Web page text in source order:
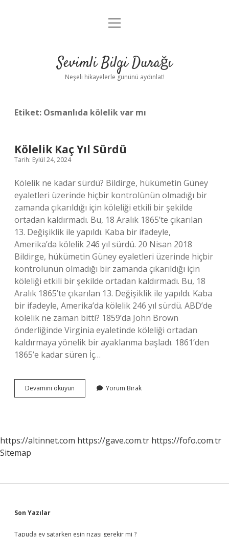
Anasayfa
Yasal Uyarı
menüyü
Sevimli Bilgi Durağı
Neşeli hikayelerle gününü aydınlat!
Etiket: Osmanlıda kölelik var mı
Kölelik Kaç Yıl Sürdü
Tarih: Eylül 24, 2024
Kölelik ne kadar sürdü? Bildirge, hükümetin Güney
eyaletleri üzerinde hiçbir kontrolünün olmadığı bir
zamanda çıkarıldığı için köleliği etkili bir şekilde
ortadan kaldırmadı. Bu, 18 Aralık 1865’te çıkarılan
13. Değişiklik ile yapıldı. Kaba bir ifadeyle,
Amerika’da kölelik 246 yıl sürdü. 20 Nisan 2018
Bildirge, hükümetin Güney eyaletleri üzerinde hiçbir
kontrolünün olmadığı bir zamanda çıkarıldığı için
köleliği etkili bir şekilde ortadan kaldırmadı. Bu, 18
Aralık 1865’te çıkarılan 13. Değişiklik ile yapıldı. Kaba
bir ifadeyle, Amerika’da kölelik 246 yıl sürdü. ABD’de
kölelik ne zaman bitti? 1859’da John Brown
önderliğinde Virginia eyaletinde köleliği ortadan
kaldırmaya yönelik bir ayaklanma başladı. 1861’den
1865’e kadar süren İç…
Devamını okuyun
Kaç
Yorum Bırak
https://altinnet.com https://gave.com.tr https://fofo.com.tr
Sitemap
Sidebar
Son Yazılar
Tapuda ev satarken eşin rızası gerekir mi ?